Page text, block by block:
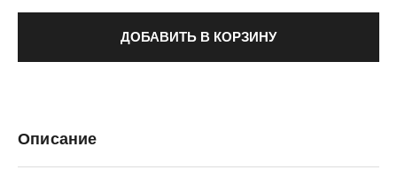
ДОБАВИТЬ В КОРЗИНУ
Описание